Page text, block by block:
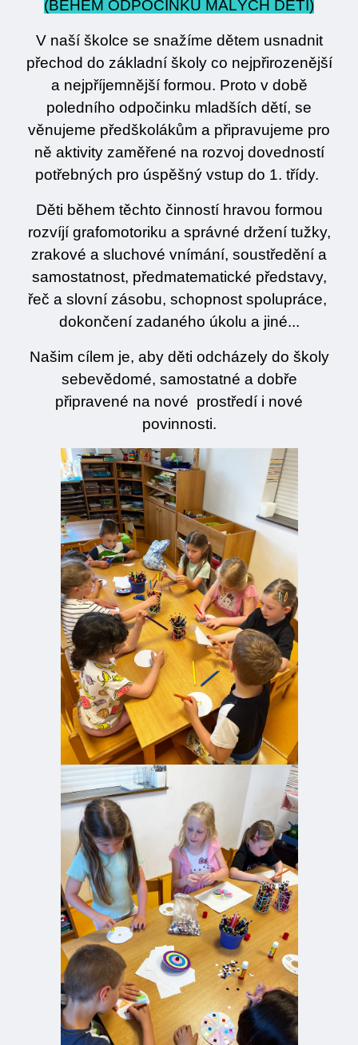
(BĚHEM ODPOČINKU MALÝCH DĚTÍ)
V naší školce se snažíme dětem usnadnit
přechod do základní školy co nejpřirozenější
a nejpříjemnější formou. Proto v době
poledního odpočinku mladších dětí, se
věnujeme předškolákům a připravujeme pro
ně aktivity zaměřené na rozvoj dovedností
potřebných pro úspěšný vstup do 1. třídy.
Děti během těchto činností hravou formou
rozvíjí grafomotoriku a správné držení tužky,
zrakové a sluchové vnímání, soustředění a
samostatnost, předmatematické představy,
řeč a slovní zásobu, schopnost spolupráce,
dokončení zadaného úkolu a jiné...
Našim cílem je, aby děti odcházely do školy
sebevědomé, samostatné a dobře
připravené na nové prostředí i nové
povinnosti.